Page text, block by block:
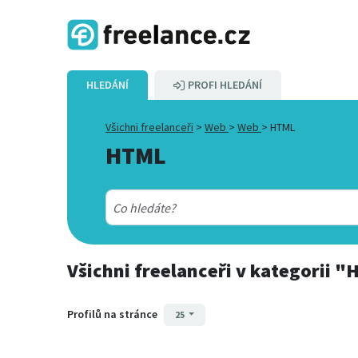
HLEDÁNÍ PROFI HLEDÁNÍ
Všichni freelanceři > Web > Web > HTML
HTML
Všichni freelanceřiv kategorii
Profilů na stránce 25